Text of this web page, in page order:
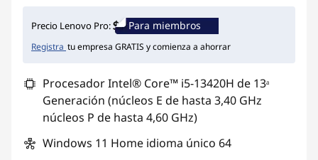
Ahorros instantáneos :-$459.565
Precio Lenovo Pro: Para miembros
Registra tu empresa GRATIS y comienza a ahorrar
Procesador Intel® Core™ i5-13420H de 13ᵃ
Generación (núcleos E de hasta 3,40 GHz
núcleos P de hasta 4,60 GHz)
Windows 11 Home idioma único 64